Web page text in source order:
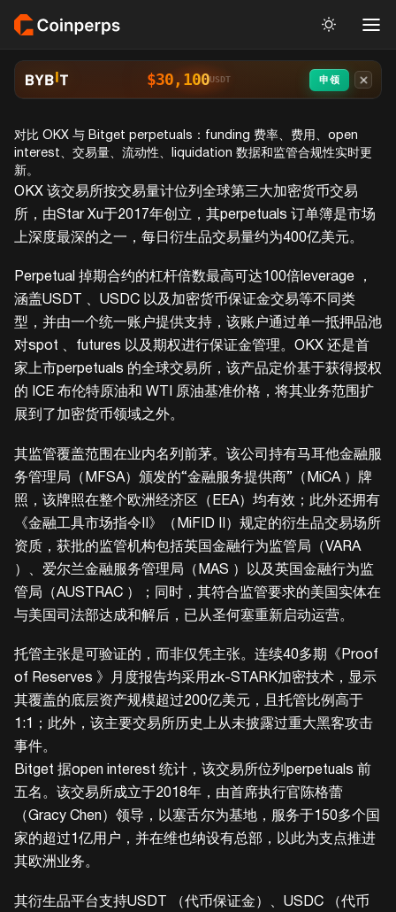
$30,100USDT 申领
对比 OKX 与 Bitget perpetuals：funding 费率、费用、open
interest、交易量、流动性、liquidation 数据和监管合规性实时更
新。
OKX 该交易所按交易量计位列全球第三大加密货币交易
所，由Star Xu于2017年创立，其perpetuals 订单簿是市场
上深度最深的之一，每日衍生品交易量约为400亿美元。
Perpetual 掉期合约的杠杆倍数最高可达100倍leverage ，
涵盖USDT 、USDC 以及加密货币保证金交易等不同类
型，并由一个统一账户提供支持，该账户通过单一抵押品池
对spot 、futures 以及期权进行保证金管理。OKX 还是首
家上市perpetuals 的全球交易所，该产品定价基于获得授权
的 ICE 布伦特原油和 WTI 原油基准价格，将其业务范围扩
展到了加密货币领域之外。
其监管覆盖范围在业内名列前茅。该公司持有马耳他金融服
务管理局（MFSA）颁发的“金融服务提供商”（MiCA ）牌
照，该牌照在整个欧洲经济区（EEA）均有效；此外还拥有
《金融工具市场指令II》（MiFID II）规定的衍生品交易场所
资质，获批的监管机构包括英国金融行为监管局（VARA
）、爱尔兰金融服务管理局（MAS ）以及英国金融行为监
管局（AUSTRAC ）；同时，其符合监管要求的美国实体在
与美国司法部达成和解后，已从圣何塞重新启动运营。
托管主张是可验证的，而非仅凭主张。连续40多期《Proof
of Reserves 》月度报告均采用zk-STARK加密技术，显示
其覆盖的底层资产规模超过200亿美元，且托管比例高于
1:1；此外，该主要交易所历史上从未披露过重大黑客攻击
事件。
Bitget 据open interest 统计，该交易所位列perpetuals 前
五名。该交易所成立于2018年，由首席执行官陈格蕾
（Gracy Chen）领导，以塞舌尔为基地，服务于150多个国
家的超过1亿用户，并在维也纳设有总部，以此为支点推进
其欧洲业务。
其衍生品平台支持USDT （代币保证金）、USDC （代币